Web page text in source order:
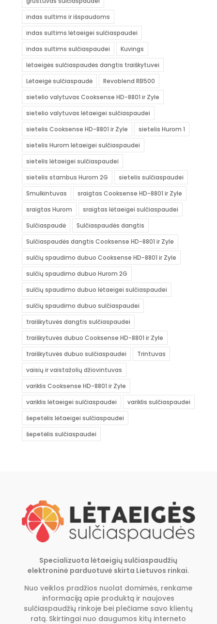
indas sultims ir išspaudoms
indas sultims lėtaeigei sulčiaspaudei
indas sultims sulčiaspaudei
Kuvings
lėtaeigės sulčiaspaudės dangtis traiškytuvei
Lėtaeigė sulčiaspaudė
Revoblend RB500
sietelio valytuvas Cooksense HD-8801 ir Zyle
sietelio valytuvas lėtaeigei sulčiaspaudei
sietelis Cooksense HD-8801 ir Zyle
sietelis Hurom 1
sietelis Hurom lėtaeigei sulčiaspaudei
sietelis lėtaeigei sulčiaspaudei
sietelis stambus Hurom 2G
sietelis sulčiaspaudei
Smulkintuvas
sraigtas Cooksense HD-8801 ir Zyle
sraigtas Hurom
sraigtas lėtaeigei sulčiaspaudei
Sulčiaspaudė
Sulčiaspaudės dangtis
Sulčiaspaudės dangtis Cooksense HD-8801 ir Zyle
sulčių spaudimo dubuo Cooksense HD-8801 ir Zyle
sulčių spaudimo dubuo Hurom 2G
sulčių spaudimo dubuo lėtaeigei sulčiaspaudei
sulčių spaudimo dubuo sulčiaspaudei
traiškytuvės dangtis sulčiaspaudei
traiškytuvės dubuo Cooksense HD-8801 ir Zyle
traiškytuvės dubuo sulčiaspaudei
Trintuvas
vaisių ir vaistažolių džiovintuvas
variklis Cooksense HD-8801 ir Zyle
variklis lėtaeigei sulčiaspaudei
variklis sulčiaspaudei
šepetėlis lėtaeigei sulčiaspaudei
šepetėlis sulčiaspaudei
Specializuota lėtaeigių sulčiaspaudžių
elektroninė parduotuvė skirta Lietuvos rinkai.
Nuo veiklos pradžios nuolat domimės, renkame
informaciją apie produktą ir naujoves
sulčiaspaudžių rinkoje bei plečiame savo klientų
ratą. Skirtingai nuo daugumos kitų interneto